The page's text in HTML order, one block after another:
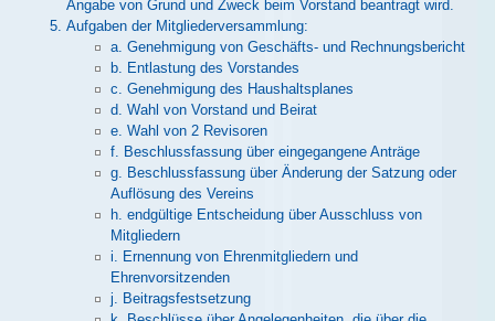
Angabe von Grund und Zweck beim Vorstand beantragt wird.
Aufgaben der Mitgliederversammlung:
a. Genehmigung von Geschäfts- und Rechnungsbericht
b. Entlastung des Vorstandes
c. Genehmigung des Haushaltsplanes
d. Wahl von Vorstand und Beirat
e. Wahl von 2 Revisoren
f. Beschlussfassung über eingegangene Anträge
g. Beschlussfassung über Änderung der Satzung oder
Auflösung des Vereins
h. endgültige Entscheidung über Ausschluss von
Mitgliedern
i. Ernennung von Ehrenmitgliedern und
Ehrenvorsitzenden
j. Beitragsfestsetzung